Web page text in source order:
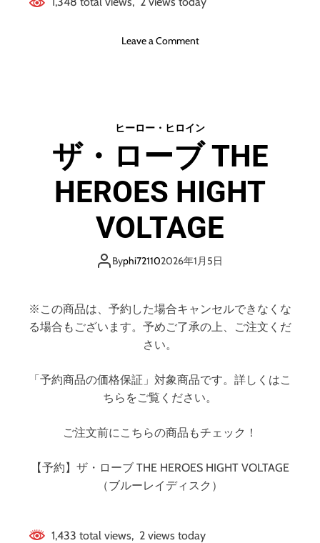
Leave a Commento
ジ
ェ
レ
ー
ョ
ヒーロー・ヒロイン
ザ・ローブ THE
HEROES HIGHT
VOLTAGE
Byphi721102026年1月5日
※この商品は、予約した場合キャンセルできなくな
る場合もございます。予めご了承の上、ご注文くだ
さい。
「予約商品の価格保証」対象商品です。詳しくはこ
ちらをご覧ください。
ご注文前にこちらの商品もチェック！
【予約】ザ・ローブ THE HEROES HIGHT VOLTAGE
（ブルーレイディスク）
1,433 total views, 2 views today